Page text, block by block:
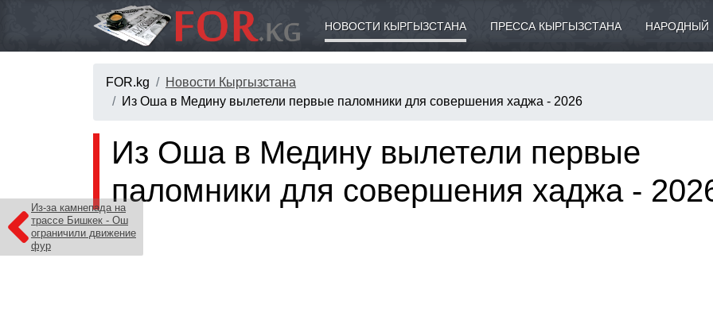
НОВОСТИ КЫРГЫЗСТАНА ПРЕССА КЫРГЫЗСТАНА НАРОДНЫЙ
FOR.kg
Новости Кыргызстана
Из Оша в Медину вылетели первые паломники для совершения хаджа - 2026
Из-за камнепада на
трассе Бишкек - Ош
ограничили движение
фур
Из Оша в Медину вылетели первые
паломники для совершения хаджа -